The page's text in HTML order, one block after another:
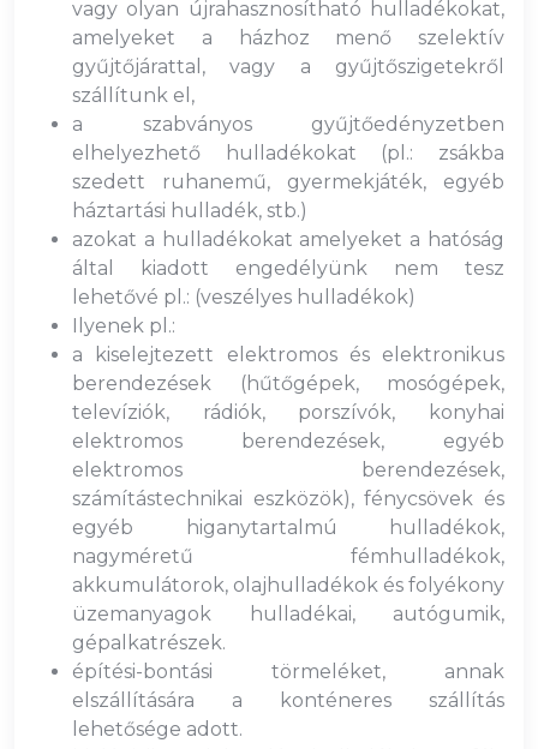
vagy olyan újrahasznosítható hulladékokat,
amelyeket a házhoz menő szelektív
gyűjtőjárattal, vagy a gyűjtőszigetekről
szállítunk el,
a szabványos gyűjtőedényzetben
elhelyezhető hulladékokat (pl.: zsákba
szedett ruhanemű, gyermekjáték, egyéb
háztartási hulladék, stb.)
azokat a hulladékokat amelyeket a hatóság
által kiadott engedélyünk nem tesz
lehetővé pl.: (veszélyes hulladékok)
Ilyenek pl.:
a kiselejtezett elektromos és elektronikus
berendezések (hűtőgépek, mosógépek,
televíziók, rádiók, porszívók, konyhai
elektromos berendezések, egyéb
elektromos berendezések,
számítástechnikai eszközök), fénycsövek és
egyéb higanytartalmú hulladékok,
nagyméretű fémhulladékok,
akkumulátorok, olajhulladékok és folyékony
üzemanyagok hulladékai, autógumik,
gépalkatrészek.
építési-bontási törmeléket, annak
elszállítására a konténeres szállítás
lehetősége adott.